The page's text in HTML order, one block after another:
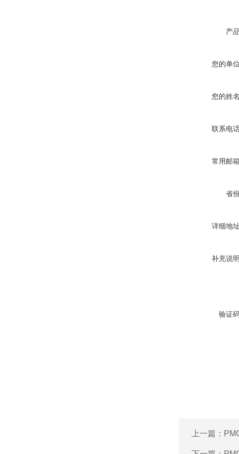
产
您的单位
您的姓名
联系电话
常用邮箱
省
详细地址
补充说明
验证
上一篇：